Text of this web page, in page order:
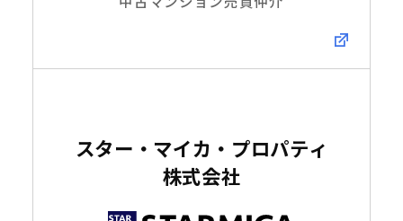
スター・マイカ・プロパティ
株式会社